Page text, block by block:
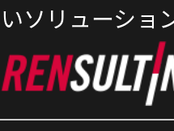
ソリューショ